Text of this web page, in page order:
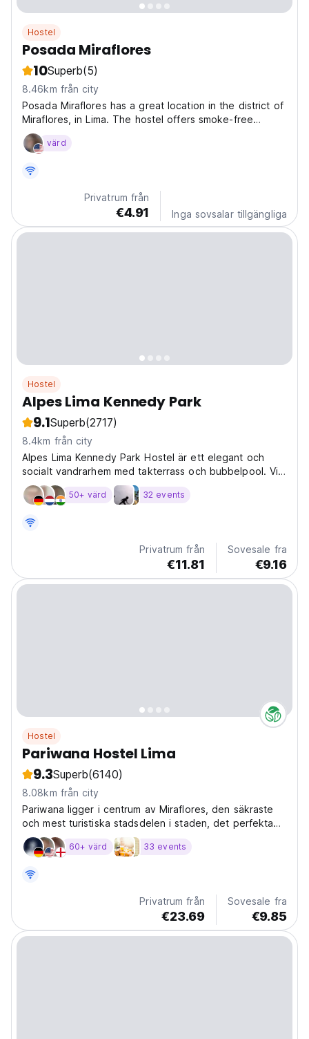
Hostel
Posada Miraflores
10Superb(5)
8.46km från city
Posada Miraflores has a great location in the district of
Miraflores, in Lima. The hostel offers smoke-free
private and shared rooms, a common lounge, free WiFi
and a terrace. Linen and towels are included at the
värd
Privatrum från
€4.91 Inga sovsalar tillgängliga
Hostel
Alpes Lima Kennedy Park
9.1Superb(2717)
8.4km från city
Alpes Lima Kennedy Park Hostel är ett elegant och
socialt vandrarhem med takterrass och bubbelpool. Vi
finns i hjärtat av det vackra Miraflores-distriktet i Lima,
den mest levande och livliga staden i hela Peru. Här,
50+ värd 32 events
Privatrum från
€11.81
Sovesale fra
€9.16
Hostel
Pariwana Hostel Lima
9.3Superb(6140)
8.08km från city
Pariwana ligger i centrum av Miraflores, den säkraste
och mest turistiska stadsdelen i staden, det perfekta
stället att börja ditt äventyr i Peru.
60+ värd 33 events
Privatrum från
€23.69
Sovesale fra
€9.85